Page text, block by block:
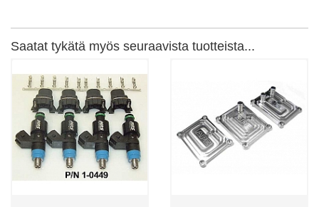
Saatat tykätä myös seuraavista tuotteista...